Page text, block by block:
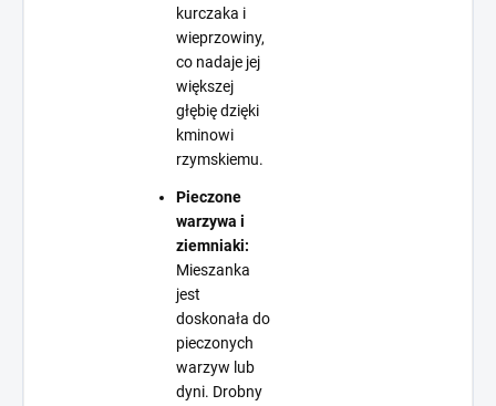
kurczaka i
wieprzowiny,
co nadaje jej
większej
głębię dzięki
kminowi
rzymskiemu.
Pieczone
warzywa i
ziemniaki:
Mieszanka
jest
doskonała do
pieczonych
warzyw lub
dyni. Drobny